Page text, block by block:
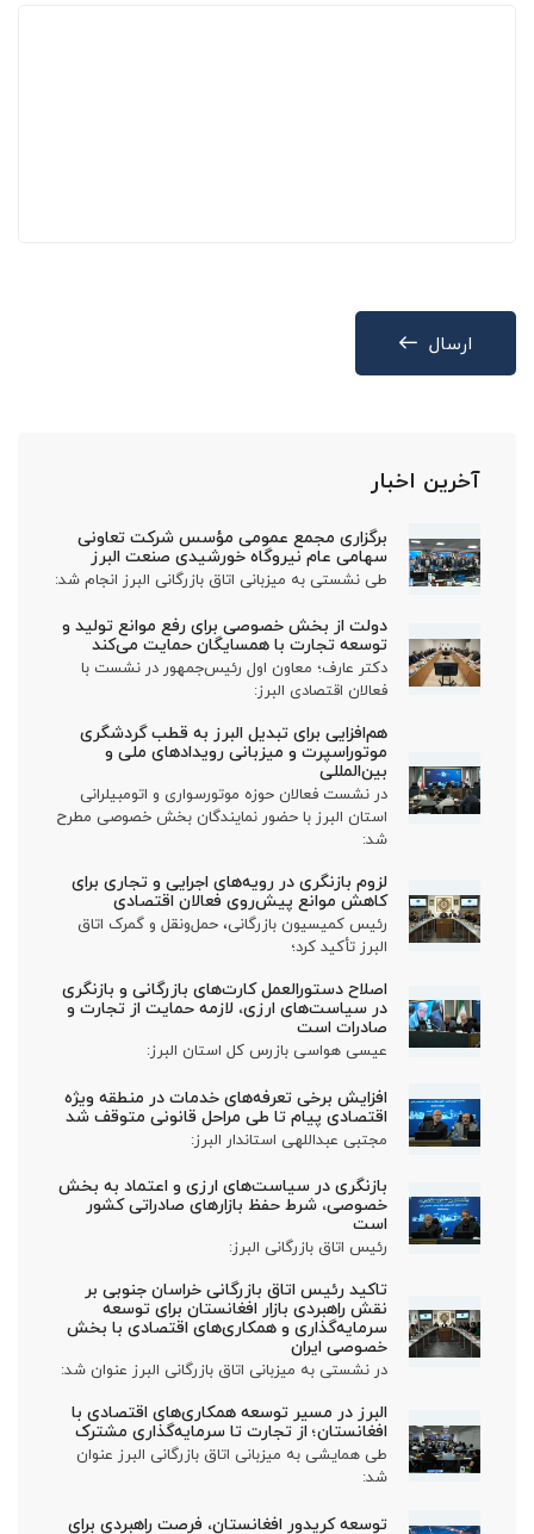
ارسال
آخرین اخبار
برگزاری مجمع عمومی مؤسس شرکت تعاونی
سهامی عام نیروگاه خورشیدی صنعت البرز
طی نشستی به میزبانی اتاق بازرگانی البرز انجام شد:
دولت از بخش خصوصی برای رفع موانع تولید و
توسعه تجارت با همسایگان حمایت می‌کند
دکتر عارف؛ معاون اول رئیس‌جمهور در نشست با
فعالان اقتصادی البرز:
هم‌افزایی برای تبدیل البرز به قطب گردشگری
موتوراسپرت و میزبانی رویدادهای ملی و
بین‌المللی
در نشست فعالان حوزه موتورسواری و اتومبیلرانی
استان البرز با حضور نمایندگان بخش خصوصی مطرح
شد:
لزوم بازنگری در رویه‌های اجرایی و تجاری برای
کاهش موانع پیش‌روی فعالان اقتصادی
رئیس کمیسیون بازرگانی، حمل‌ونقل و گمرک اتاق
البرز تأکید کرد؛
اصلاح دستورالعمل کارت‌های بازرگانی و بازنگری
در سیاست‌های ارزی، لازمه حمایت از تجارت و
صادرات است
عیسی هواسی بازرس کل استان البرز:
افزایش برخی تعرفه‌های خدمات در منطقه ویژه
اقتصادی پیام تا طی مراحل قانونی متوقف شد
مجتبی عبداللهی استاندار البرز:
بازنگری در سیاست‌های ارزی و اعتماد به بخش
خصوصی، شرط حفظ بازارهای صادراتی کشور
است
رئیس اتاق بازرگانی البرز:
تاکید رئیس اتاق بازرگانی خراسان جنوبی بر
نقش راهبردی بازار افغانستان برای توسعه
سرمایه‌گذاری و همکاری‌های اقتصادی با بخش
خصوصی ایران
در نشستی به میزبانی اتاق بازرگانی البرز عنوان شد:
البرز در مسیر توسعه همکاری‌های اقتصادی با
افغانستان؛ از تجارت تا سرمایه‌گذاری مشترک
طی همایشی به میزبانی اتاق بازرگانی البرز عنوان
شد:
توسعه کریدور افغانستان، فرصت راهبردی برای